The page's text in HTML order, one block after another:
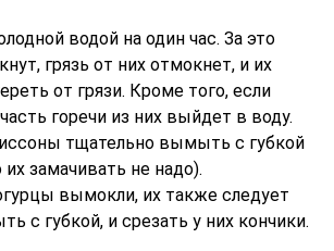
водой на один час. За это
грязь от них отмокнет, и их
от грязи. Кроме того, если
горечи из них выйдет в воду.
тщательно вымыть с губкой
замачивать не надо).
вымокли, их также следует
с губкой, и срезать у них кончики.